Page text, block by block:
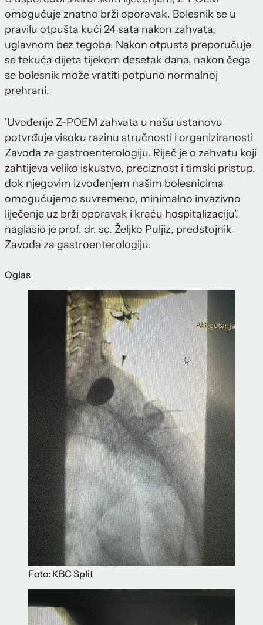
omogućuje znatno brži oporavak. Bolesnik se u
pravilu otpušta kući 24 sata nakon zahvata,
uglavnom bez tegoba. Nakon otpusta preporučuje
se tekuća dijeta tijekom desetak dana, nakon čega
se bolesnik može vratiti potpuno normalnoj
prehrani.
'Uvođenje Z-POEM zahvata u našu ustanovu
potvrđuje visoku razinu stručnosti i organiziranosti
Zavoda za gastroenterologiju. Riječ je o zahvatu koji
zahtijeva veliko iskustvo, preciznost i timski pristup,
dok njegovim izvođenjem našim bolesnicima
omogućujemo suvremeno, minimalno invazivno
liječenje uz brži oporavak i kraću hospitalizaciju',
naglasio je prof. dr. sc. Željko Puljiz, predstojnik
Zavoda za gastroenterologiju.
Oglas
Foto: KBC Split